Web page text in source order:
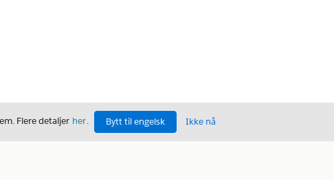
Flere detaljer her. Bytt til engelsk Ikke nå